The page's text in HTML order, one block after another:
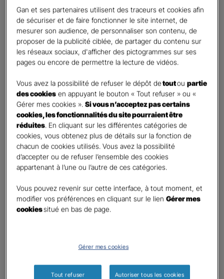
Etes-vous déjà client Gan assurances ?*
Oui
Non
Civilité*
Madame
Monsieur
Contact*
First
Votre profession
Profession libérale
Téléphone
United
Informations complémentaires (facultatif)
Gan et ses partenaires utilisent des traceurs et cookies afin
de sécuriser et de faire fonctionner le site internet, de
mesurer son audience, de personnaliser son contenu, de
proposer de la publicité ciblée, de partager du contenu sur
les réseaux sociaux, d'afficher des pictogrammes sur ses
pages ou encore de permettre la lecture de vidéos.
Vous avez la possibilité de refuser le dépôt detoutoupartie
des cookies en appuyant le bouton « Tout refuser » ou «
Gérer mes cookies ».Si vous n’acceptez pas certains
cookies, les fonctionnalités du site pourraient être
réduites. En cliquant sur les différentes catégories de
cookies, vous obtenez plus de détails sur la fonction de
chacun de cookies utilisés. Vous avez la possibilité
d’accepter ou de refuser l’ensemble des cookies
appartenant à l’une ou l’autre de ces catégories.
Vous pouvez revenir sur cette interface, à tout moment, et
modifier vos préférences en cliquant sur le lienGérer mes
cookiessitué en bas de page.
Gérer mes cookies
Tout refuser Autoriser tous les cookies